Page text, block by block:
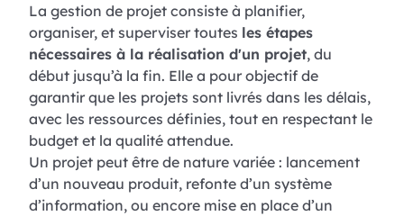
La gestion de projet consiste à planifier,
organiser, et superviser toutes les étapes
nécessaires à la réalisation d'un projet, du
début jusqu’à la fin. Elle a pour objectif de
garantir que les projets sont livrés dans les délais,
avec les ressources définies, tout en respectant le
budget et la qualité attendue.
Un projet peut être de nature variée : lancement
d’un nouveau produit, refonte d’un système
d’information, ou encore mise en place d’un